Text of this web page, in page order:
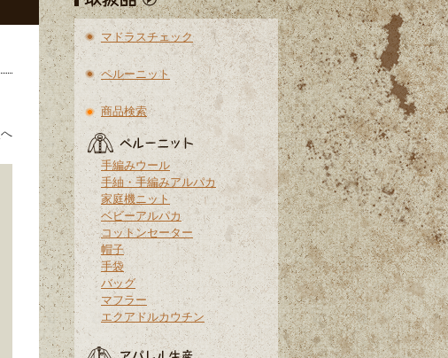
マドラスチェック
ペルーニット
商品検索
手編みウール
手紬・手編みアルパカ
家庭機ニット
ベビーアルパカ
コットンセーター
帽子
手袋
バッグ
マフラー
エクアドルカウチン